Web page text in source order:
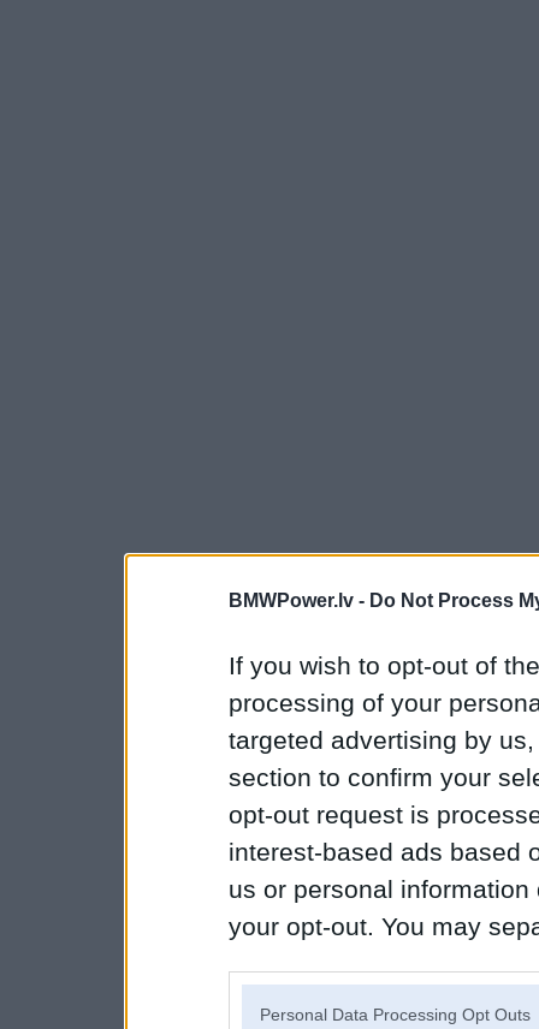
BMWPower.lv - Do Not Process
If you wish to opt-out of
processing of your
targeted advertising by
section to confirm your
opt-out request is
interest-based ads based
us or personal
your opt-out. You may
Personal Data Processing Opt Outs